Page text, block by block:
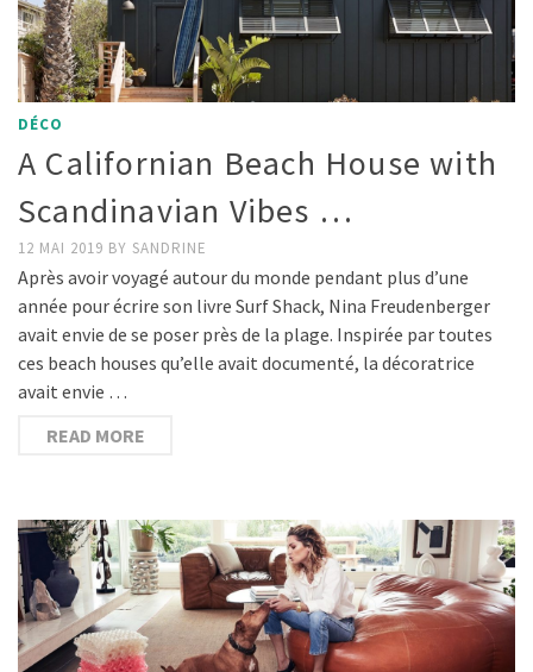
DÉCO
A Californian Beach House with
Scandinavian Vibes …
12 MAI 2019 BY SANDRINE
Après avoir voyagé autour du monde pendant plus d’une
année pour écrire son livre Surf Shack, Nina Freudenberger
avait envie de se poser près de la plage. Inspirée par toutes
ces beach houses qu’elle avait documenté, la décoratrice
avait envie …
READ MORE